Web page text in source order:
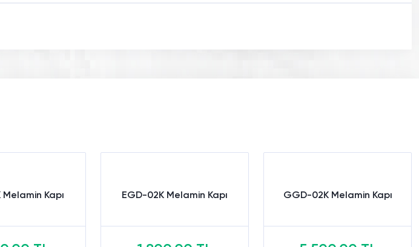
Melamin Kapı EGD-02K Melamin Kapı GGD-02K Melamin Kapı